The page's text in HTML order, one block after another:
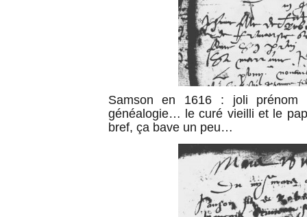
Samson en 1616 : joli prénom
généalogie… le curé vieilli et le
bref, ça bave un peu…